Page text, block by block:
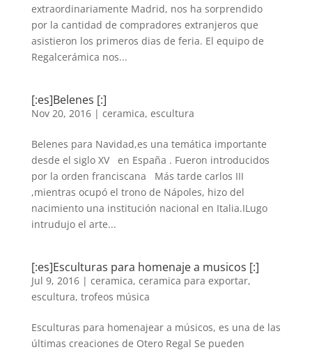
extraordinariamente Madrid, nos ha sorprendido
por la cantidad de compradores extranjeros que
asistieron los primeros dias de feria. El equipo de
Regalcerámica nos...
[:es]Belenes [:]
Nov 20, 2016| ceramica, escultura
Belenes para Navidad,es una temática importante
desde el siglo XV en España . Fueron introducidos
por la orden franciscana Más tarde carlos III
,mientras ocupó el trono de Nápoles, hizo del
nacimiento una institución nacional en Italia.ILugo
intrudujo el arte...
[:es]Esculturas para homenaje a musicos [:]
Jul 9, 2016| ceramica, ceramica para exportar,
escultura, trofeos música
Esculturas para homenajear a músicos, es una de las
últimas creaciones de Otero Regal Se pueden